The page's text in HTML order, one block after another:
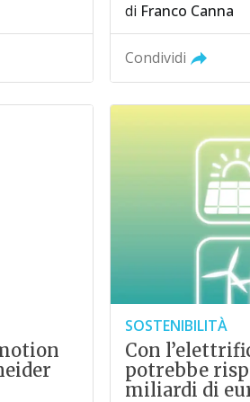
di Franco Canna
Condividi
SOSTENIBILITÀ
Con
potrebbe
miliardi di